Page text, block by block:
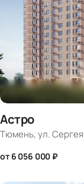
Астро
Тюмень, ул.
от 6 056 000 ₽